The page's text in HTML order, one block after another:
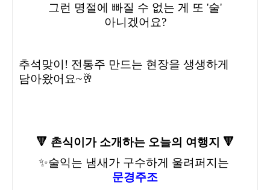
그런 명절에 빠질 수 없는 게 또 '술'
아니겠어요?
추석맞이! 전통주 만드는 현장을 생생하게
담아왔어요~🥂
🔻 촌식이가 소개하는 오늘의 여행지 🔻
✨술익는 냄새가 구수하게 울려퍼지는
문경주조